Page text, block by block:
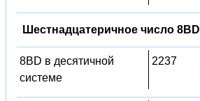
Шестнадцатеричное число 8BD
8BD в десятичной
системе
2237